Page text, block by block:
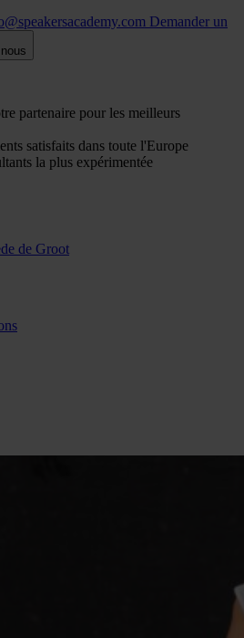
Demander un
partenaire pour les meilleurs
satisfaits dans toute l'Europe
la plus expérimentée
de Groot